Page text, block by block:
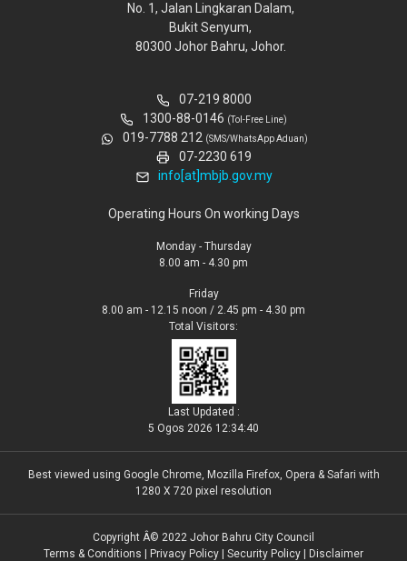
No. 1, Jalan Lingkaran Dalam,
Bukit Senyum,
80300 Johor Bahru, Johor.
07-219 8000
1300-88-0146 (Tol-Free Line)
019-7788 212 (SMS/WhatsApp Aduan)
07-2230 619
info[at]mbjb.gov.my
Operating Hours On working Days
Monday - Thursday
8.00 am - 4.30 pm
Friday
8.00 am - 12.15 noon / 2.45 pm - 4.30 pm
Total Visitors:
Last Updated :
5 Ogos 2026 12:34:40
Best viewed using Google Chrome, Mozilla Firefox, Opera & Safari with
1280 X 720 pixel resolution
Copyright Â© 2022 Johor Bahru City Council
Terms & Conditions
Privacy Policy Security Policy Disclaimer